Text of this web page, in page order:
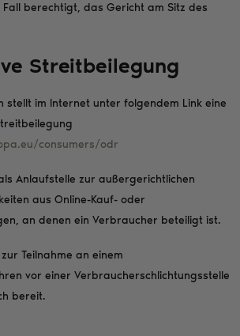
Fall berechtigt, das Gericht am Sitz des
Streitbeilegung
stellt im Internet unter folgendem Link eine
consumers/odr
Anlaufstelle zur außergerichtlichen
aus Online-Kauf- oder
an denen ein Verbraucher beteiligt ist.
Teilnahme an einem
vor einer Verbraucherschlichtungsstelle
bereit.